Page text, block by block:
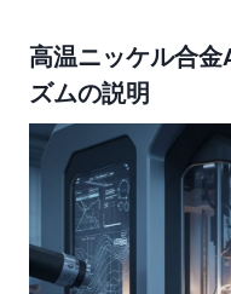
高温ニッケル合
ズムの説明